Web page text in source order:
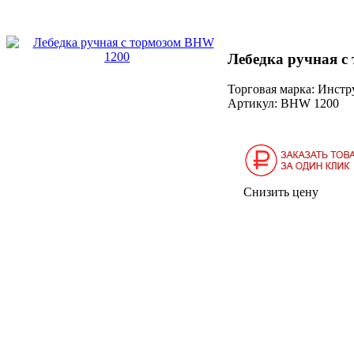
Лебедка ручная
Торговая марка:
Артикул: BHW 1200
Снизить цену